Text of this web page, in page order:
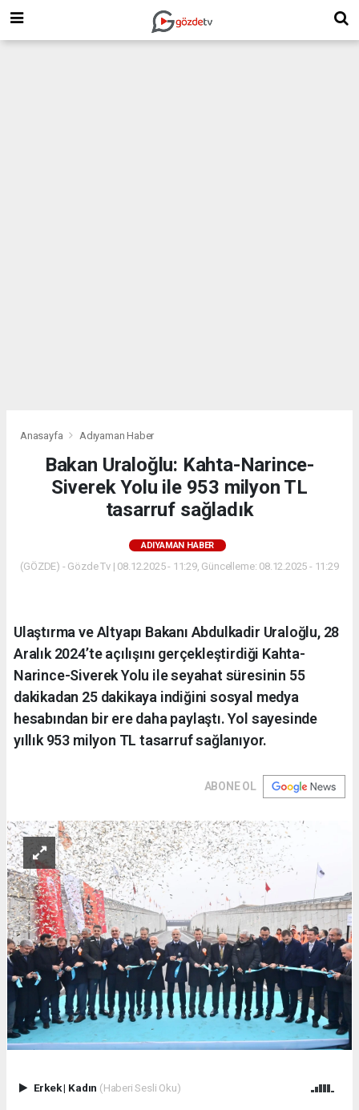
Anasayfa Adıyaman Haber
Bakan Uraloğlu: Kahta-Narince-
Siverek Yolu ile 953 milyon TL
tasarruf sağladık
ADIYAMAN HABER
(GÖZDE) - Gözde Tv | 08.12.2025 - 11:29, Güncelleme: 08.12.2025 - 11:29
Ulaştırma ve Altyapı Bakanı Abdulkadir Uraloğlu, 28
Aralık 2024’te açılışını gerçekleştirdiği Kahta-
Narince-Siverek Yolu ile seyahat süresinin 55
dakikadan 25 dakikaya indiğini sosyal medya
hesabından bir ere daha paylaştı. Yol sayesinde
yıllık 953 milyon TL tasarruf sağlanıyor.
ABONE OL
Erkek| Kadın (Haberi Sesli Oku)